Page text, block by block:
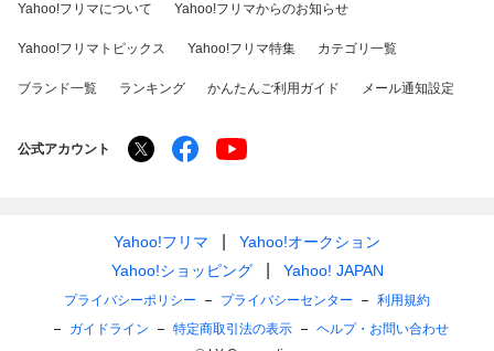
Yahoo!フリマについて Yahoo!フリマからのお知らせ
Yahoo!フリマトピックス Yahoo!フリマ特集 カテゴリ一覧
ブランド一覧 ランキング かんたんご利用ガイド メール通知設定
公式アカウント
Yahoo!フリマ
Yahoo!オークション
Yahoo!ショッピング
Yahoo! JAPAN
プライバシーポリシー プライバシーセンター
利用規約
ガイドライン
特定商取引法の表示
ヘルプ・お問い合わせ